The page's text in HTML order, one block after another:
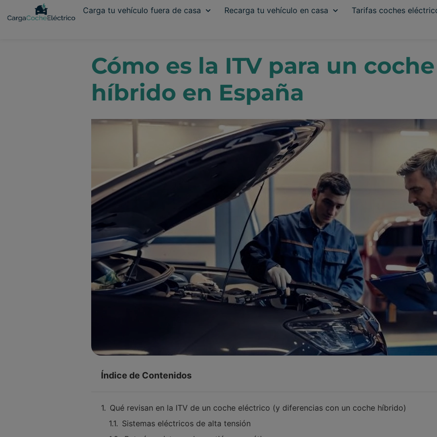
Carga tu vehículo fuera de casa Recarga tu vehículo en casa Tarifas coches
Cómo es la ITV para un
híbrido en España
Índice de Contenidos
Qué revisan en la ITV de un coche eléctrico (y diferencias con un coche híbrido)
Sistemas eléctricos de alta tensión